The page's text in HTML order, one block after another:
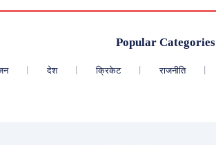
Popular Categories
देश क्रिकेट राजनीति